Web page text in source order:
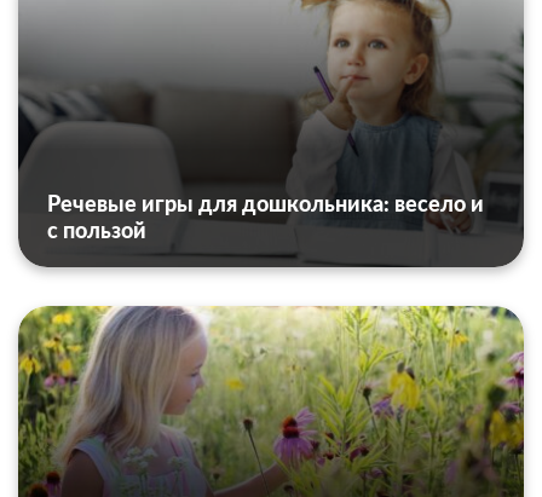
Речевые игры для дошкольника: весело и
с пользой